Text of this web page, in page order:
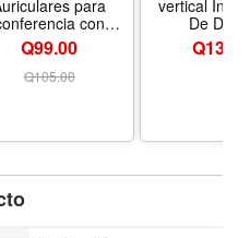
para
con
y cápsula
mando en línea
Q99.00
Q105.00
vertical
De
Ergonómico,
Color
Q